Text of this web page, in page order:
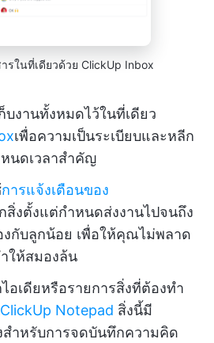
รในที่เดียวด้วย ClickUp Inbox
บงานทั้งหมดไว้ในที่เดียว
เพื่อความเป็นระเบียบและหลีก
นดเวลาสำคัญ
การแจ้งเตือนของ
สิ่งตั้งแต่กำหนดส่งงานไปจนถึง
งกับลูกน้อย เพื่อให้คุณไม่พลาด
ให้สมองล้น
อเดียหรือรายการสิ่งที่ต้องทำ
ClickUp Notepad สิ่งนี้มี
สำหรับการจดบันทึกความคิด